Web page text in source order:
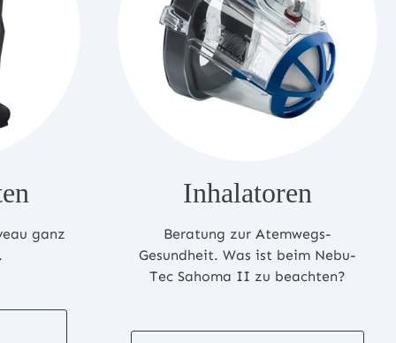
ganz
Inhalatoren
Beratung zur Atemwegs-
Gesundheit. Was ist beim Nebu-
Tec Sahoma II zu beachten?